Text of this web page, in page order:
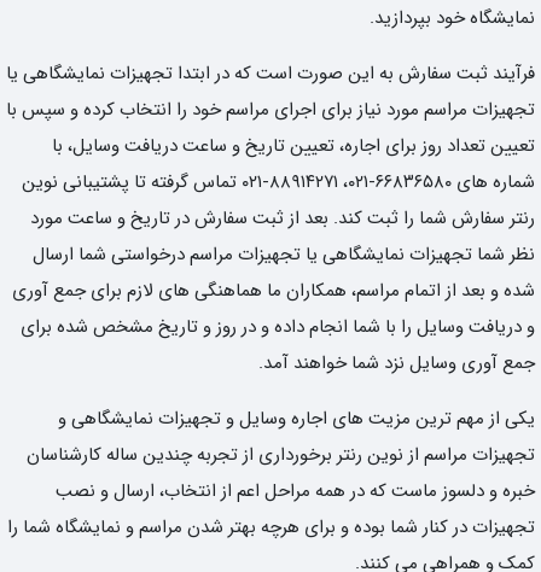
نمایشگاه خود بپردازید.
فرآیند ثبت سفارش به این صورت است که در ابتدا تجهیزات نمایشگاهی یا
تجهیزات مراسم مورد نیاز برای اجرای مراسم خود را انتخاب کرده و سپس با
تعیین تعداد روز برای اجاره، تعیین تاریخ و ساعت دریافت وسایل، با
شماره های ۶۶۸۳۶۵۸۰-۰۲۱، ۸۸۹۱۴۲۷۱-۰۲۱ تماس گرفته تا پشتیبانی نوین
رنتر سفارش شما را ثبت کند. بعد از ثبت سفارش در تاریخ و ساعت مورد
نظر شما تجهیزات نمایشگاهی یا تجهیزات مراسم درخواستی شما ارسال
شده و بعد از اتمام مراسم، همکاران ما هماهنگی های لازم برای جمع آوری
و دریافت وسایل را با شما انجام داده و در روز و تاریخ مشخص شده برای
جمع آوری وسایل نزد شما خواهند آمد.
یکی از مهم ترین مزیت های اجاره وسایل و تجهیزات نمایشگاهی و
تجهیزات مراسم از نوین رنتر برخورداری از تجربه چندین ساله کارشناسان
خبره و دلسوز ماست که در همه مراحل اعم از انتخاب، ارسال و نصب
تجهیزات در کنار شما بوده و برای هرچه بهتر شدن مراسم و نمایشگاه شما را
کمک و همراهی می کنند.